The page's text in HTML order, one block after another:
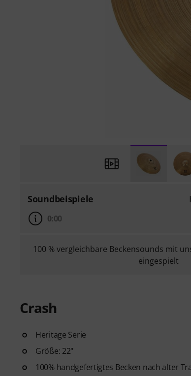
Soundbeispiele
0:00
100 % vergleichbare Beckensounds mit
eingespielt
Crash
Heritage Serie
Größe: 22"
100% handgefertigtes Becken nach alter